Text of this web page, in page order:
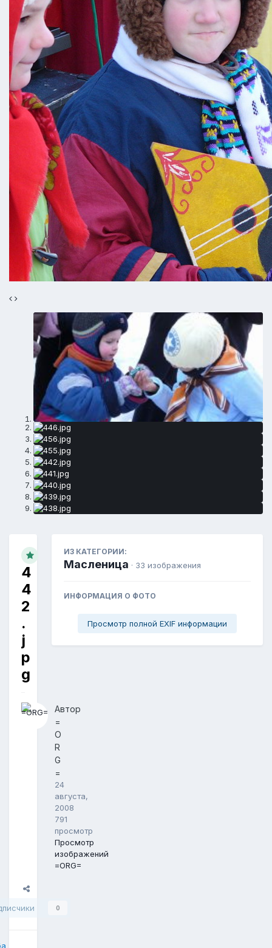
4
4
2
.
j
p
g
Автор
=
O
R
G
=
24
августа,
2008
791
просмотр
Просмотр
изображений
=ORG=
0
ИЗ КАТЕГОРИИ:
Масленица · 33 изображения
ИНФОРМАЦИЯ О ФОТО
Просмотр полной EXIF информации